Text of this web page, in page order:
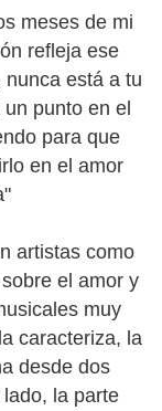
meses de mi
refleja ese
está a tu
punto en el
para que
en el amor
el amor y
muy
caracteriza, la
desde dos
la parte